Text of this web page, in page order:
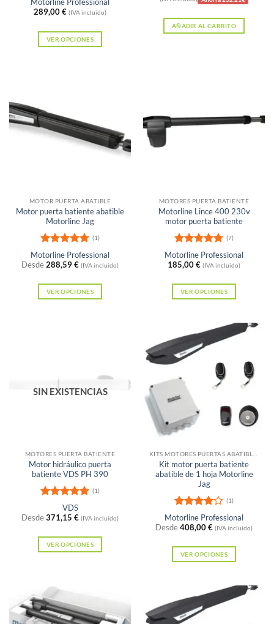
con5de 5
Motorline Professional
289,00€ (IVA incluido)
VER OPCIONES
Las
opciones
en
la
página
de
producto
era:
931,00 €.
es:
AÑADIR AL CARRITO
MOTOR PUERTA ABATIBLE
Motor puerta batiente abatible
Motorline Jag
Valorado
con5de 5
(1)
Motorline Professional
Desde288,59€ (IVA incluido)
VER OPCIONES
opciones
en
la
de
producto
MOTORES PUERTA BATIENTE
Motorline Lince 400 230v
motor puerta batiente
Valorado
con5de 5
(7)
Motorline Professional
185,00€ (IVA incluido)
VER OPCIONES
producto
tiene
múltiples
variantes.
Las
pueden
en
la
página
de
producto
SIN EXISTENCIAS
MOTORES PUERTA BATIENTE
Motor hidráulico puerta
batiente VDS PH 390
Valorado
con 5de 5
(1)
VDS
Desde371,15 € (IVA incluido)
VER OPCIONES
múltiples
variantes.
Kit motor puerta batiente
abatible de 1 hoja Motorline
Jag
Valorado
con4de
(1)
Motorline Professional
Desde408,00€ (IVA incluido)
VER OPCIONES
producto
tiene
múltiples